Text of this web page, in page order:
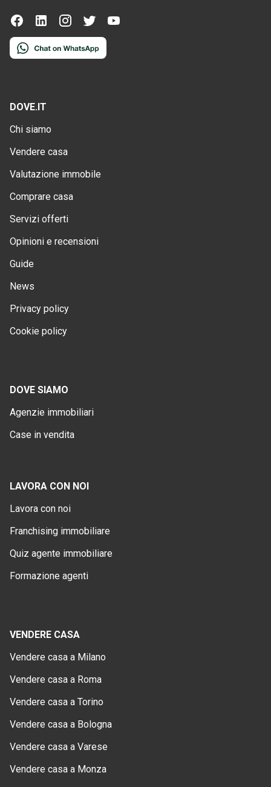
DOVE.IT
Chi siamo
Vendere casa
Valutazione immobile
Comprare casa
Servizi offerti
Opinioni e recensioni
Guide
News
Privacy policy
Cookie policy
DOVE SIAMO
Agenzie immobiliari
Case in vendita
LAVORA CON NOI
Lavora con noi
Franchising immobiliare
Quiz agente immobiliare
Formazione agenti
VENDERE CASA
Vendere casa a Milano
Vendere casa a Roma
Vendere casa a Torino
Vendere casa a Bologna
Vendere casa a Varese
Vendere casa a Monza